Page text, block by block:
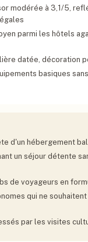
modérée à 3,1/5,
parmi les hôtels
datée, décoration
basiques
d'un hébergement
un séjour détente
de voyageurs en
qui ne
par les visites